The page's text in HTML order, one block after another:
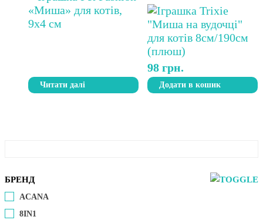
Читати далі
98грн.
Додати в кошик
БРЕНД
ACANA
8IN1